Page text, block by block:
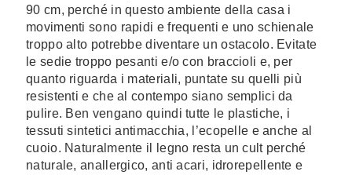
90 cm, perché in questo ambiente della casa i
movimenti sono rapidi e frequenti e uno schienale
troppo alto potrebbe diventare un ostacolo. Evitate
le sedie troppo pesanti e/o con braccioli e, per
quanto riguarda i materiali, puntate su quelli più
resistenti e che al contempo siano semplici da
pulire. Ben vengano quindi tutte le plastiche, i
tessuti sintetici antimacchia, l’ecopelle e anche al
cuoio. Naturalmente il legno resta un cult perché
naturale, anallergico, anti acari, idrorepellente e